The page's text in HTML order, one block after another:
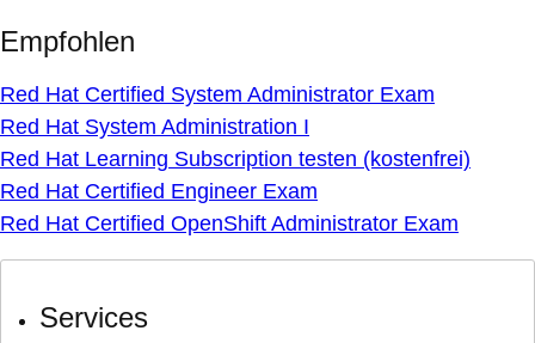
Empfohlen
Red Hat Certified System Administrator Exam
Red Hat System Administration I
Red Hat Learning Subscription testen (kostenfrei)
Red Hat Certified Engineer Exam
Red Hat Certified OpenShift Administrator Exam
Services